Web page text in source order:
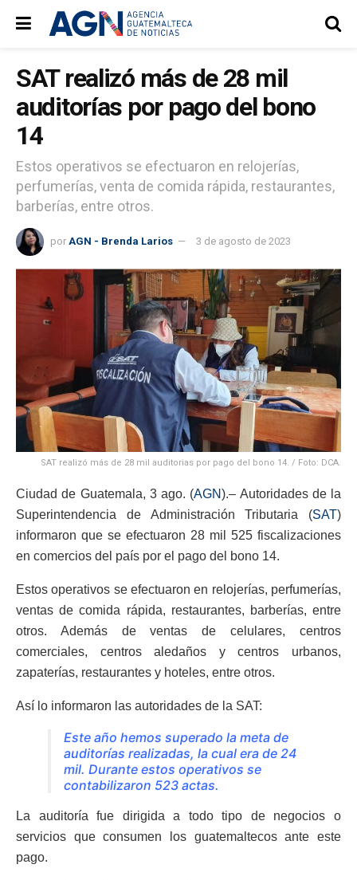
SAT realizó más de 28 mil
auditorías por pago del bono
14
Estos operativos se efectuaron en relojerías,
perfumerías, venta de comida rápida, restaurantes,
barberías, entre otros.
por AGN - Brenda Larios 3 de agosto de 2023
SAT realizó más de 28 mil auditorias por pago del bono 14. / Foto: DCA.
Ciudad de Guatemala, 3 ago. (AGN).– Autoridades de la
Superintendencia de Administración Tributaria (SAT)
informaron que se efectuaron 28 mil 525 fiscalizaciones
en comercios del país por el pago del bono 14.
Estos operativos se efectuaron en relojerías, perfumerías,
ventas de comida rápida, restaurantes, barberías, entre
otros. Además de ventas de celulares, centros
comerciales, centros aledaños y centros urbanos,
zapaterías, restaurantes y hoteles, entre otros.
Así lo informaron las autoridades de la SAT:
Este año hemos superado la meta de
auditorías realizadas, la cual era de 24
mil. Durante estos operativos se
contabilizaron 523 actas.
La auditoría fue dirigida a todo tipo de negocios o
servicios que consumen los guatemaltecos ante este
pago.